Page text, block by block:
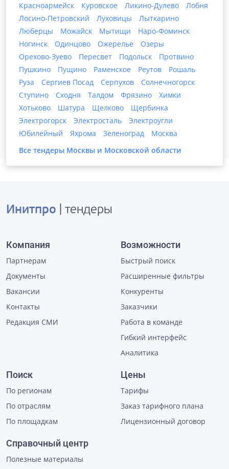
Красноармейск
Куровское Ликино-Дулево
Лобня
Лосино-Петровский
Луховицы
Лыткарино
Люберцы
Можайск Мытищи
Наро-Фоминск
Ногинск
Одинцово Ожерелье
Озеры
Орехово-Зуево
Пересвет Подольск
Протвино
Пушкино
Пущино Раменское Реутов
Рошаль
Руза
Сергиев Посад Серпухов
Солнечногорск
Ступино
Сходня Талдом Фрязино
Химки
Хотьково
Шатура Щелково
Щербинка
Электрогорск
Электросталь
Электроугли
Юбилейный
Яхрома Зеленоград
Москва
Все тендеры Москвы и Московской области
Инитпро | тендеры
Компания
Партнерам
Документы
Вакансии
Контакты
Редакция СМИ
Возможности
Быстрый поиск
Расширенные фильтры
Конкуренты
Заказчики
Работа в команде
Гибкий интерфейс
Аналитика
Поиск
По регионам
По отраслям
По площадкам
Цены
Тарифы
Заказ тарифного плана
Лицензионный договор
Справочный центр
Полезные материалы